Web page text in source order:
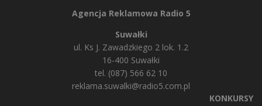
Agencja Reklamowa Radio 5
Suwałki
ul. Ks J. Zawadzkiego 2 lok. 1.2
16-400 Suwałki
tel. (087) 566 62 10
reklama.suwalki@radio5.com.pl
KONKURSY